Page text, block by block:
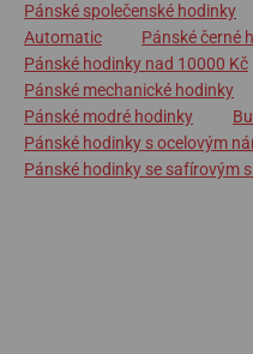
Pánské společenské hodinky
Automatic
Pánské černé
Pánské hodinky nad 10000 Kč
Pánské mechanické hodinky
Pánské modré hodinky
Pánské hodinky s ocelovým
Pánské hodinky se safírovým